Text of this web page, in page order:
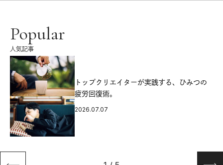
Popular
人気記事
トップクリエイターが実践する、ひみつの
疲労回復術。
2026.07.07